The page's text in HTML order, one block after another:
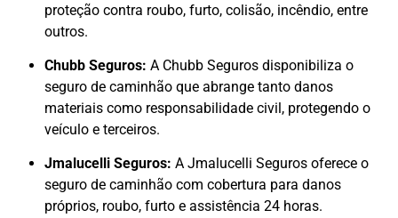
proteção contra roubo, furto, colisão, incêndio, entre
outros.
Chubb Seguros: A Chubb Seguros disponibiliza o
seguro de caminhão que abrange tanto danos
materiais como responsabilidade civil, protegendo o
veículo e terceiros.
Jmalucelli Seguros: A Jmalucelli Seguros oferece o
seguro de caminhão com cobertura para danos
próprios, roubo, furto e assistência 24 horas.